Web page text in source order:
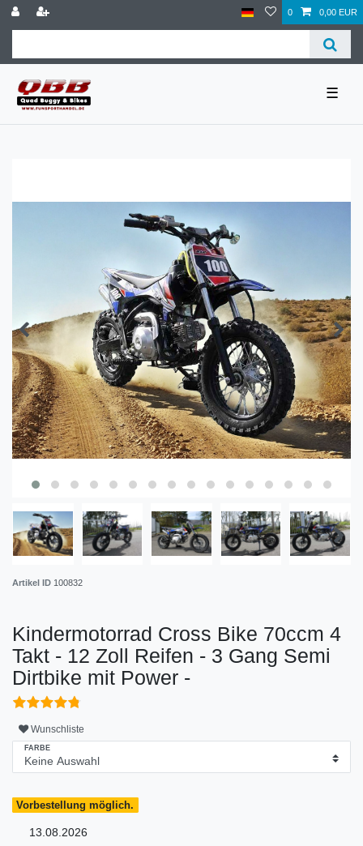
0 0,00 EUR
☰
Artikel ID 100832
Kindermotorrad Cross Bike 70ccm 4
Takt - 12 Zoll Reifen - 3 Gang Semi
Dirtbike mit Power -
Wunschliste
FARBE
Vorbestellung möglich.
13.08.2026